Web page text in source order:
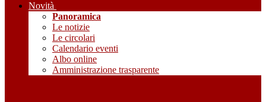
Novità
Panoramica
Le notizie
Le circolari
Calendario eventi
Albo online
Amministrazione trasparente